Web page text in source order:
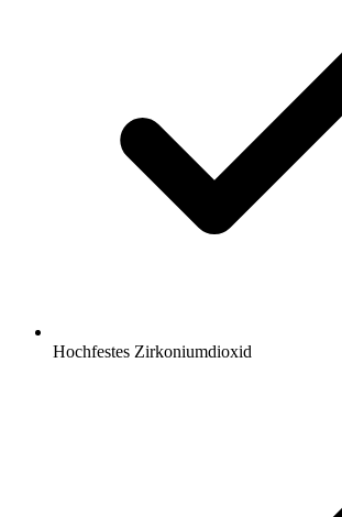
Hochfestes Zirkoniumdioxid